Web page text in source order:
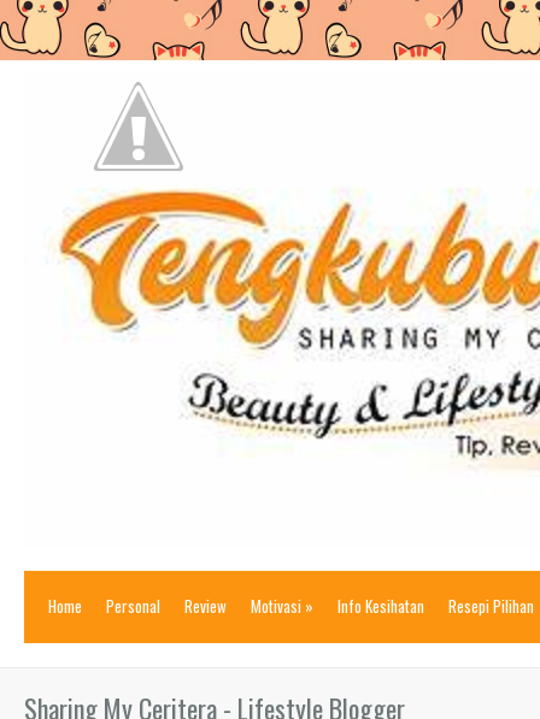
Home Personal Review Motivasi » Info Kesihatan Resepi Pilihan
Sharing My Ceritera - Lifestyle Blogger